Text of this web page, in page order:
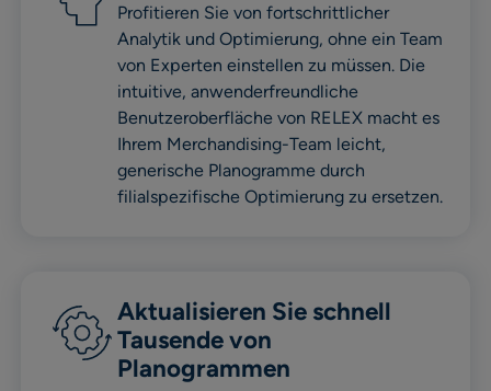
Profitieren Sie von fortschrittlicher
Analytik und Optimierung, ohne ein Team
von Experten einstellen zu müssen. Die
intuitive, anwenderfreundliche
Benutzeroberfläche von RELEX macht es
Ihrem Merchandising-Team leicht,
generische Planogramme durch
filialspezifische Optimierung zu ersetzen.
Aktualisieren Sie schnell
Tausende von
Planogrammen